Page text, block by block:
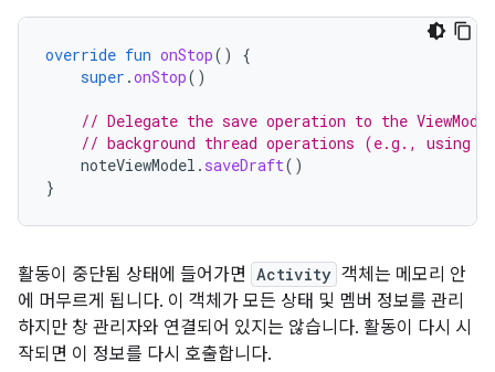
override fun onStop()
{
super .onStop()
// Delegate the save operation to the
// background thread operations (e.g., using
noteViewModel . saveDraft()
}
활동이 중단됨 상태에 들어가면 Activity 객체는 메모리 안
에 머무르게 됩니다. 이 객체가 모든 상태 및 멤버 정보를 관리
하지만 창 관리자와 연결되어 있지는 않습니다. 활동이 다시 시
작되면 이 정보를 다시 호출합니다.